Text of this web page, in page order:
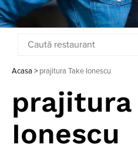
Acasa > prajitura Take Ionescu
prajitura
Ionescu